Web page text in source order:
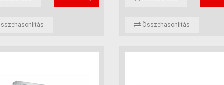
Összehasonlítás